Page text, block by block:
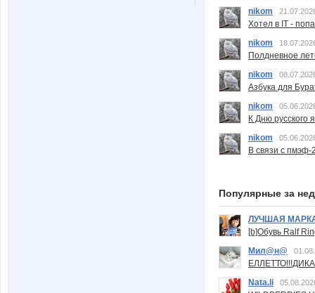
nikom
Хотел в IT -
nikom
Полдневное
nikom
Азбука для
nikom
К Дню русского
nikom
В связи с пмэф-
Популярные за
ЛУЧШАЯ
[b]Обувь Ralf
Мил@н@
Nata.li